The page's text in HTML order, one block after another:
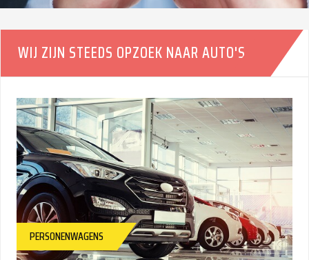
BINNEN 24U
WIJ ZIJN STEEDS OPZOEK NAAR AUTO'S
PERSONENWAGENS